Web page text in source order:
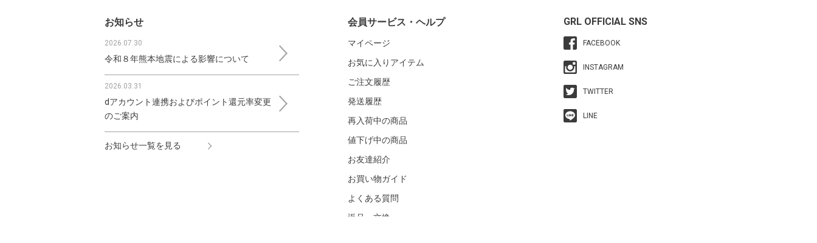
お知らせ
2026.07.30
令和８年熊本地震による影響について
2026.03.31
dアカウント連携およびポイント還元率変更
のご案内
お知らせ一覧を見る
会員サービス・ヘルプ
マイページ
お気に入りアイテム
ご注文履歴
発送履歴
再入荷中の商品
値下げ中の商品
お友達紹介
お買い物ガイド
よくある質問
返品・交換
GRL OFFICIAL SNS
FACEBOOK
INSTAGRAM
TWITTER
LINE